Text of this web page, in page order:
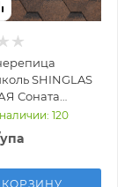
SHINGLAS
Соната
120
КОРЗИНУ